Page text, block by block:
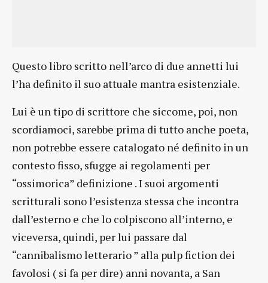
Questo libro scritto nell’arco di due annetti lui
l’ha definito il suo attuale mantra esistenziale.
Lui è un tipo di scrittore che siccome, poi, non
scordiamoci, sarebbe prima di tutto anche poeta,
non potrebbe essere catalogato né definito in un
contesto fisso, sfugge ai regolamenti per
“ossimorica” definizione . I suoi argomenti
scritturali sono l’esistenza stessa che incontra
dall’esterno e che lo colpiscono all’interno, e
viceversa, quindi, per lui passare dal
“cannibalismo letterario ” alla pulp fiction dei
favolosi ( si fa per dire) anni novanta, a San